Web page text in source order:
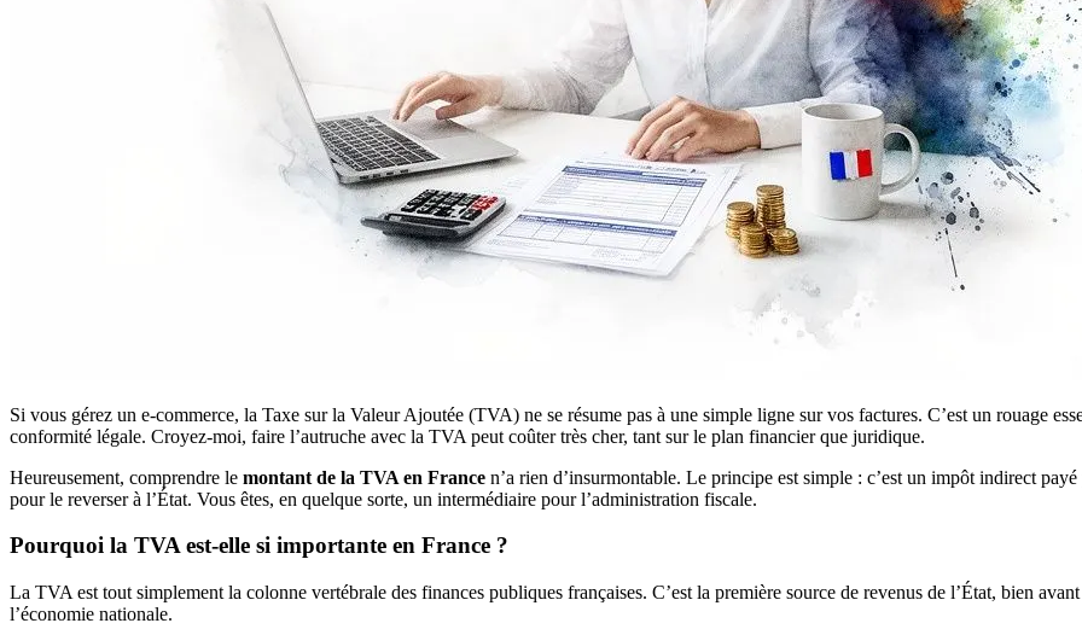
Si vous gérez un e-commerce, la Taxe sur la Valeur Ajoutée (TVA) ne se résume pas à une simple ligne sur vos factures. C’est un rouage
conformité légale. Croyez-moi, faire l’autruche avec la TVA peut coûter très cher, tant sur le plan financier que juridique.
Heureusement, comprendre le montant de la TVA en France n’a rien d’insurmontable. Le principe est simple : c’est un impôt indirect
pour le reverser à l’État. Vous êtes, en quelque sorte, un intermédiaire pour l’administration fiscale.
Pourquoi la TVA est-elle si importante en France ?
La TVA est tout simplement la colonne vertébrale des finances publiques françaises. C’est la première source de revenus de l’État, bien
l’économie nationale.